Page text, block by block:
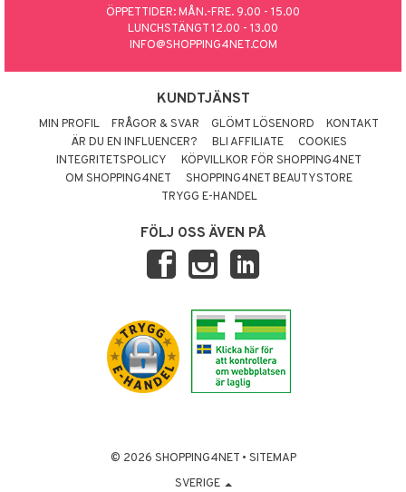
ÖPPETTIDER: MÅN.-FRE. 9.00 - 15.00
LUNCHSTÄNGT 12.00 - 13.00
INFO@SHOPPING4NET.COM
KUNDTJÄNST
MIN PROFIL FRÅGOR & SVAR GLÖMT LÖSENORD
KONTAKT
ÄR DU EN INFLUENCER?
BLI AFFILIATE
COOKIES
INTEGRITETSPOLICY
KÖPVILLKOR FÖR SHOPPING4NET
OM SHOPPING4NET
SHOPPING4NET BEAUTYSTORE
TRYGG E-HANDEL
FÖLJ OSS ÄVEN PÅ
© 2026 SHOPPING4NET • SITEMAP
SVERIGE